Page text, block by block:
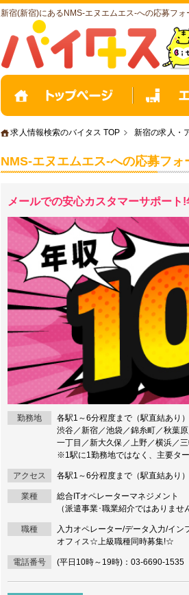
新宿(新宿)にあるNMS‐エヌエムエス-への応募フォ
求人情報検索のバイタス TOP 新宿の求人・
NMS‐エヌエムエス-への応募フ
メールでの安心カスタマーサポー
勤務地
各駅1～6分程度まで（駅直結あり）
渋谷／新宿／池袋／錦糸町／秋葉
一丁目／新大久保／上野／横浜／
※1駅に1勤務地ではなく、主要タ
アクセス 各駅1～6分程度まで（駅直結あり）
業種
総合ITオペレーターマネジメント
（派遣事業･職業紹介ではありませ
職種
入力オペレーター/データ入力/イ
オフィス☆上級職種同時募集!☆
電話番号 (平日10時～19時)：03-6690-1535